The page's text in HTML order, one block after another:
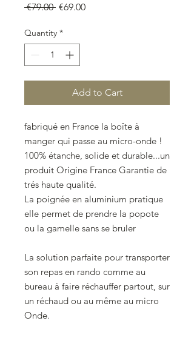
€79.00 Regular
€69.00Sale
Quantity *
Add to Cart
fabriqué en France la boîte à
manger qui passe au micro-onde !
100% étanche, solide et durable...un
produit Origine France Garantie de
trés haute qualité.
La poignée en aluminium pratique
elle permet de prendre la popote
ou la gamelle sans se bruler
La solution parfaite pour transporter
son repas en rando comme au
bureau à faire réchauffer partout, sur
un réchaud ou au même au micro
Onde.